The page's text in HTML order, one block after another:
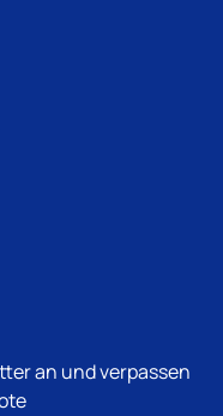
an und verpassen